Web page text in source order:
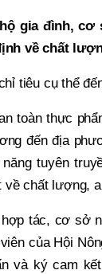
gia đình,
về chất
tiêu cụ thể
toàn thực
đến địa
tuyên
chất lượng,
tác, cơ sở
của Hội
và ký cam